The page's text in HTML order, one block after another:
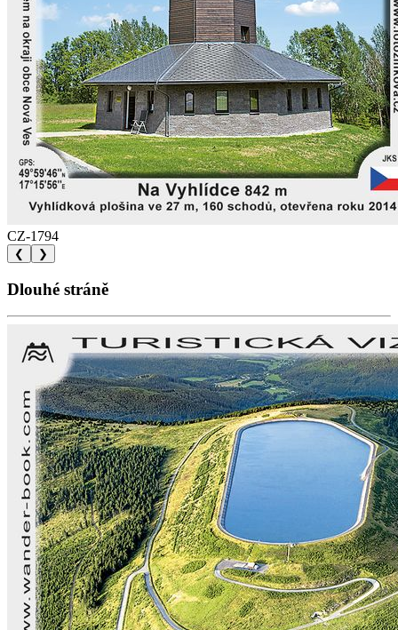
CZ-1794
❮ ❯
Dlouhé stráně